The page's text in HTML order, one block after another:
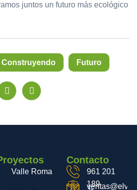
juntos un futuro más ecológico
Construyendo Futuro
Valle Roma
Contacto
961 201
189